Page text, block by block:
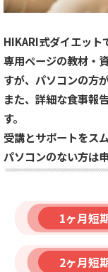
HIKARI式ダイエット
専用ページの教材・
すが、パソコンの方
また、詳細な食事報
す。
受講とサポートをス
パソコンのない方は
1ヶ月短
2ヶ月短